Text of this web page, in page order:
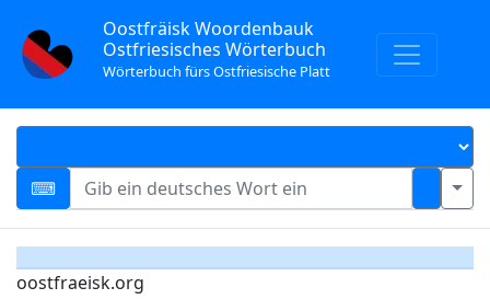
Oostfräisk Woordenbauk
Ostfriesisches Wörterbuch
Wörterbuch fürs Ostfriesische Platt
oostfraeisk.org